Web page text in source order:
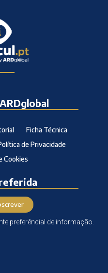
Ficha Técnica
de Privacidade
Cookies
preferêncial de informação.